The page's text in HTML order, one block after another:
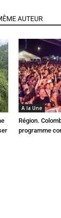
AUTEUR
A la Une
Région.
programme